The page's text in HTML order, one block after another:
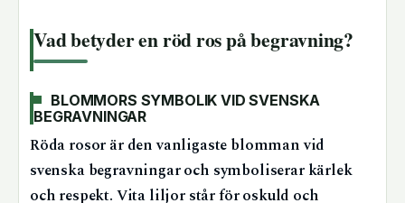
Vad betyder en röd ros på begravning?
BLOMMORS SYMBOLIK VID SVENSKA
BEGRAVNINGAR
Röda rosor är den vanligaste blomman vid
svenska begravningar och symboliserar kärlek
och respekt. Vita liljor står för oskuld och